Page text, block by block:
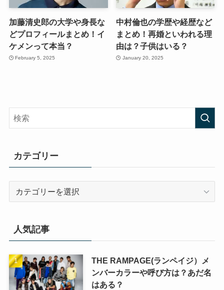
加藤清史郎の大学や身長な
どプロフィールまとめ！イ
ケメンって本当？
February 5, 2025
中村倫也の学歴や経歴など
まとめ！再婚といわれる理
由は？子供はいる？
January 20, 2025
カテゴリー
ー
人気記事
THE RAMPAGE(ランペイジ）メ
ンバーカラーや呼び方は？あだ名
はある？